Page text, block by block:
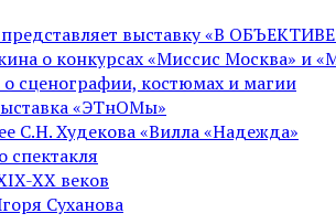
выставку «В
о конкурсах «Миссис Москва» и
сценографии, костюмах и магии
«ЭТнОМы»
С.Н. Худекова «Вилла «Надежда»
спектакля
XX веков
Суханова